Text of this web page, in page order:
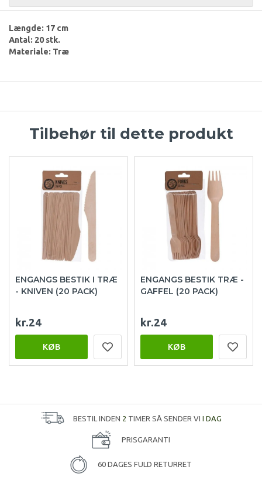
Længde: 17 cm
Antal: 20 stk.
Materiale: Træ
Tilbehør til dette produkt
ENGANGS BESTIK I TRÆ
- KNIVEN (20 PACK)
kr.24
KØB
ENGANGS BESTIK TRÆ -
GAFFEL (20 PACK)
kr.24
KØB
BESTIL INDEN 2 TIMER SÅ SENDER VI I DAG
PRISGARANTI
60 DAGES FULD RETURRET